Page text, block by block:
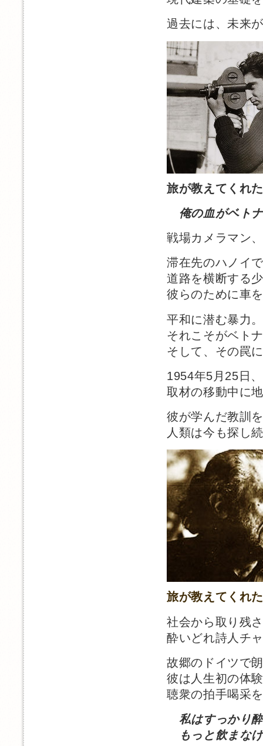
過去には、未来
旅が教えてくれ
俺の血がベト
戦場カメラマン
滞在先のハノイ
道路を横断する
彼らのために車
平和に潜む暴力
それこそがベト
そして、その罠
1954年5月25日、
取材の移動中に
彼が学んだ教訓
人類は今も探し
旅が教えてくれ
社会から取り残
酔いどれ詩人チ
故郷のドイツで
彼は人生初の体
聴衆の拍手喝采
私はすっかり
もっと飲まな